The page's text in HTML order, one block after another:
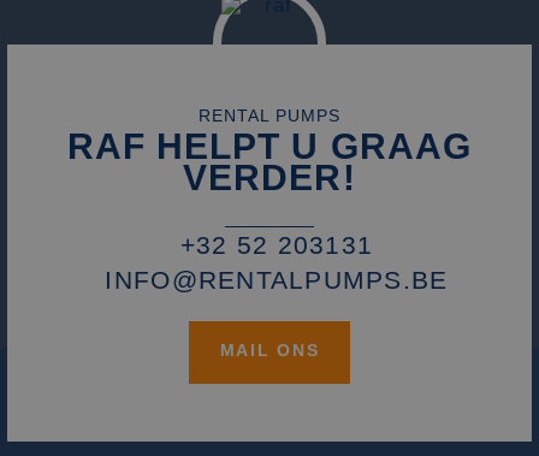
RENTAL PUMPS
RAF HELPT U GRAAG
VERDER!
+32 52 203131
INFO@RENTALPUMPS.BE
MAIL ONS